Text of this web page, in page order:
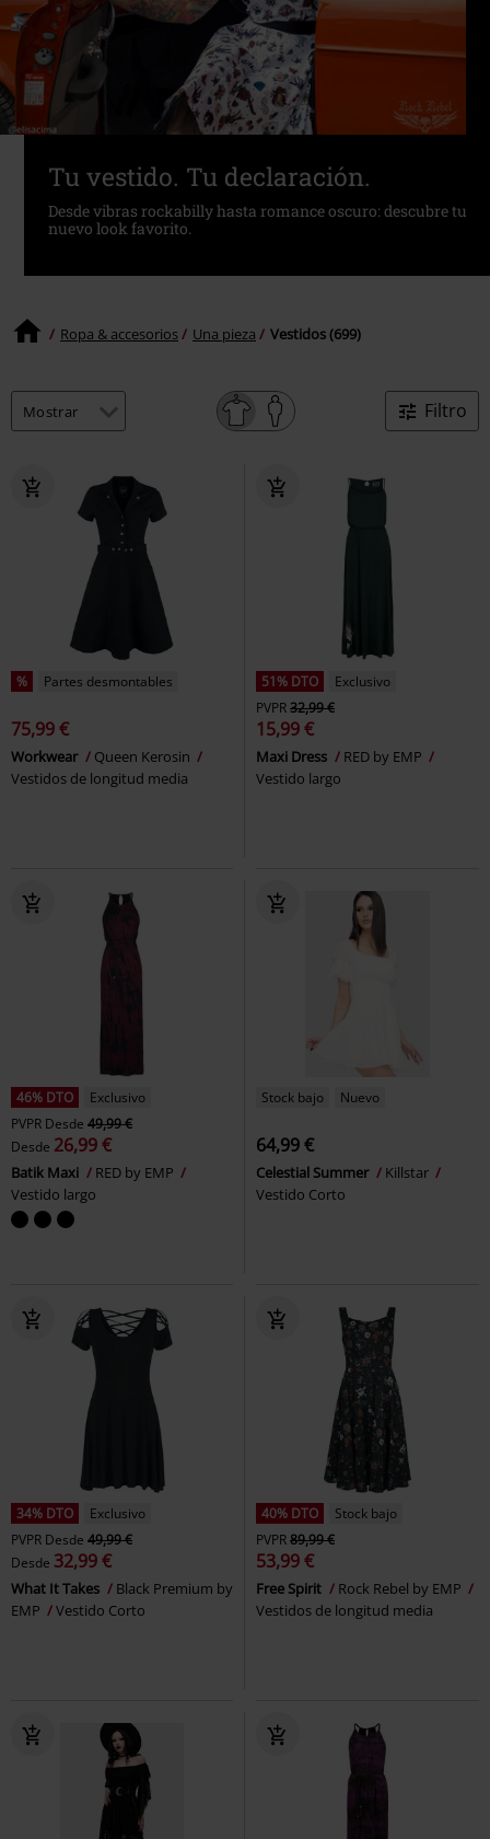
Tu vestido. Tu declaración.
Desde vibras rockabilly hasta romance oscuro: descubre tu
nuevo look favorito.
Ropa & accesorios Una pieza Vestidos (699)
Filtro
% Partes desmontables
75,99 €
Workwear
Queen Kerosin
Vestidos de longitud media
51% DTO
Exclusivo
PVPR32,99 €
15,99 €
Maxi Dress
RED by EMP
Vestido largo
46% DTO
Exclusivo
PVPR Desde 49,99 €
Desde 26,99 €
Batik Maxi
RED by EMP
Vestido largo
Stock bajo Nuevo
64,99 €
Celestial Summer
Killstar
Vestido Corto
34% DTO
Exclusivo
PVPR Desde 49,99 €
Desde 32,99 €
What It Takes
Black Premium by
EMP
Vestido Corto
40% DTO
Stock bajo
PVPR89,99 €
53,99 €
Free Spirit
Rock Rebel by EMP
Vestidos de longitud media